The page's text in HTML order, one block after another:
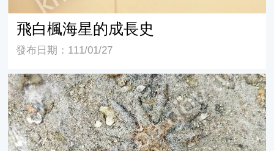
飛白楓海星的成長史
發布日期：111/01/27
飛白楓海星的繁殖行為